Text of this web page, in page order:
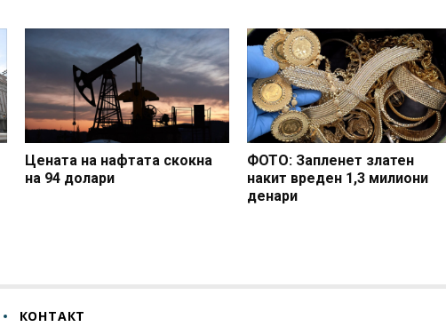
Цената на нафтата скокна
на 94 долари
ФОТО: Запленет златен
накит вреден 1,3 милиони
денари
КОНТАКТ